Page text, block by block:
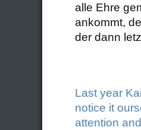
alle Ehre
ankommt,
der dann
Last year
notice it
attention